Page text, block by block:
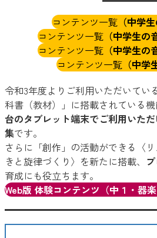
コンテンツ一覧 （中学
コンテンツ一覧 （中学生の
コンテンツ一覧 （中学生の
コンテンツ一覧 （中学
令和3年度よりご利用いただいてい
科書（教材）」に搭載されている機
台のタブレット端末でご利用いた
集です。
さらに「創作」の活動ができる〈
きと旋律づくり〉を新たに搭載、
育成にも役立ちます。
Web版 体験コンテンツ（中１・器